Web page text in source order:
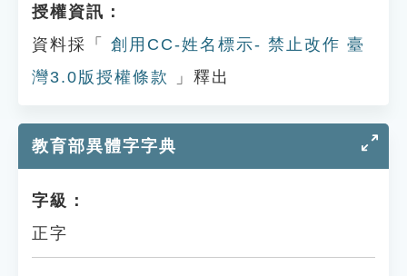
授權資訊：
資料採「
創用CC-姓名標示- 禁止改作 臺
灣3.0版授權條款
」釋出
教育部異體字字典
字級：
正字